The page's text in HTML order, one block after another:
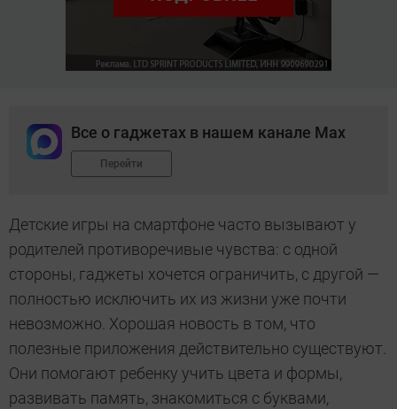
Все о гаджетах в нашем канале Max
Перейти
Детские игры на смартфоне часто вызывают у
родителей противоречивые чувства: с одной
стороны, гаджеты хочется ограничить, с другой —
полностью исключить их из жизни уже почти
невозможно. Хорошая новость в том, что
полезные приложения действительно существуют.
Они помогают ребенку учить цвета и формы,
развивать память, знакомиться с буквами,